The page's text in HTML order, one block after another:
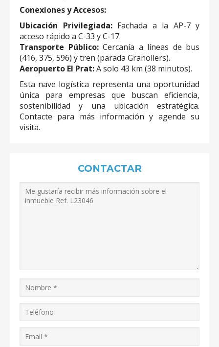
Conexiones y Accesos:
Ubicación Privilegiada:Fachada a la AP-7 y
acceso rápido a C-33 y C-17.
Transporte Público:Cercanía a líneas de bus
(416, 375, 596) y tren (parada Granollers).
Aeropuerto El Prat:A solo 43 km (38 minutos).
Esta nave logística representa una oportunidad
única para empresas que buscan eficiencia,
sostenibilidad y una ubicación estratégica.
Contacte para más información y agende su
visita.
CONTACTAR